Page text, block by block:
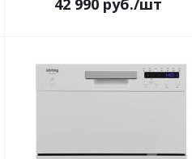
42 990 руб./шт